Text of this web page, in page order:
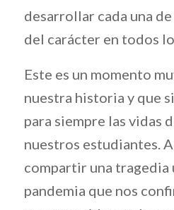
desarrollar cada una
del carácter en todos
Este es un momento
nuestra historia y que
para siempre las vidas
nuestros estudiantes.
compartir una tragedia
pandemia que nos